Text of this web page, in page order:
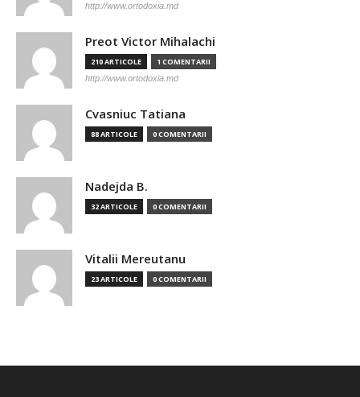
http://www.ortodoxia.md
Preot Victor Mihalachi
210 ARTICOLE 1 COMENTARII
http://www.ortodoxia.md
Cvasniuc Tatiana
88 ARTICOLE 0 COMENTARII
Nadejda B.
32 ARTICOLE 0 COMENTARII
Vitalii Mereutanu
23 ARTICOLE 0 COMENTARII